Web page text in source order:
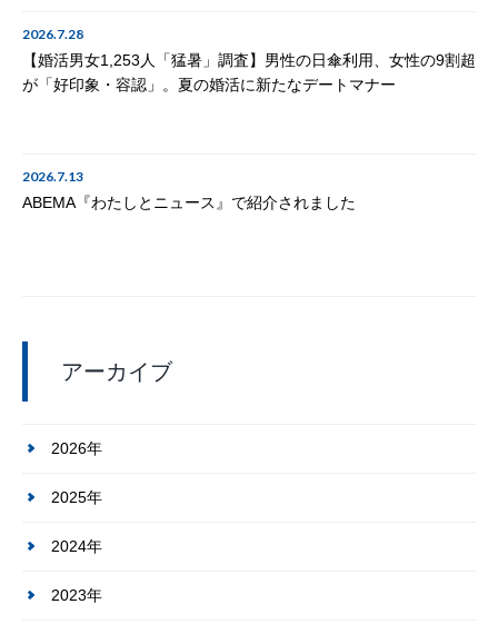
2026.7.28
【婚活男女1,253人「猛暑」調査】男性の日傘利用、女性の9割超
が「好印象・容認」。夏の婚活に新たなデートマナー
2026.7.13
ABEMA『わたしとニュース』で紹介されました
アーカイブ
2026年
2025年
2024年
2023年